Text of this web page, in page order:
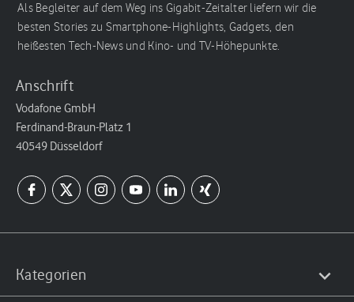
Als Begleiter auf dem Weg ins Gigabit-Zeitalter liefern wir die
besten Stories zu Smartphone-Highlights, Gadgets, den
heißesten Tech-News und Kino- und TV-Höhepunkte.
Anschrift
Vodafone GmbH
Ferdinand-Braun-Platz 1
40549 Düsseldorf
Kategorien